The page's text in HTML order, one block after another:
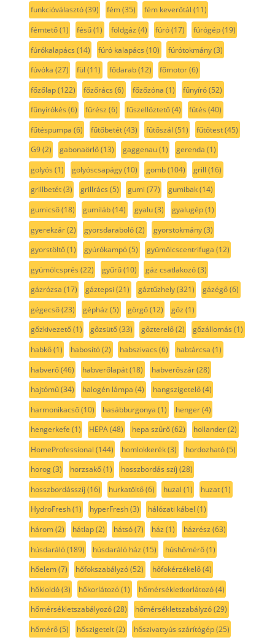
funkcióválasztó(39) fém(35) fém keverőtál (11)
fémtető(1) fésű(1) földgáz (4) fúró(17) fúrógép(19)
fúrókalapács (14) fúró kalapács (10) fúrótokmány(3)
fúvóka (27) fül (11) fődarab(12) főmotor(6)
főzőlap(122) főzőrács (6) főzőzóna (1) fűnyíró(52)
fűnyírókés (6) fűrész (6) fűszellőztető(4) fűtés (40)
fűtéspumpa (6) fűtőbetét(43) fűtőszál (51) fűtőtest(45)
G9(2) gabonaörlő(13) gaggenau(1) gerenda (1)
golyós (1) golyóscsapágy(10) gomb(104) grill (16)
grillbetét(3) grillrács (5) gumi (77) gumibak(14)
gumicső(18) gumiláb(14) gyalu(3) gyalugép(1)
gyerekzár(2) gyorsdaraboló(2) gyorstokmány(3)
gyorstöltő(1) gyúrókampó(5) gyümölcscentrifuga (12)
gyümölcsprés (22) gyűrű(10) gáz csatlakozó(3)
gázrózsa (17) gáztepsi (21) gáztűzhely(321) gázégő(6)
gégecső(23) gépház (5) görgő(12) gőz (1)
gőzkivezető(1) gőzsütő(33) gőzterelő(2) gőzállomás (1)
habkő(1) habosító(2) habszivacs (6) habtárcsa (1)
habverő(46) habverőlapát(18) habverőszár(28)
hajtómű(34) halogén lámpa (4) hangszigetelő(4)
harmonikacső(10) hasábburgonya (1) henger(4)
hengerkefe (1) HEPA(48) hepa szűrő(62) hollander(2)
HomeProfessional (144) homlokkerék(3) hordozható(5)
horog(3) horzsakő(1) hosszbordás szíj (28)
hosszbordásszíj (16) hurkatöltő(6) huzal (1) huzat(1)
HydroFresh(1) hyperFresh(3) hálózati kábel (1)
három(2) hátlap(2) hátsó(7) ház (1) házrész (63)
húsdaráló(189) húsdaráló ház (15) húshőmérő(1)
hőelem(7) hőfokszabályzó(52) hőfokérzékelő(4)
hőkioldó(3) hőkorlátozó(1) hőmérsékletkorlátozó(4)
hőmérsékletszabályozó(28) hőmérsékletszabályzó(29)
hőmérő(5) hőszigetelt(2) hőszivattyús szárítógép(25)